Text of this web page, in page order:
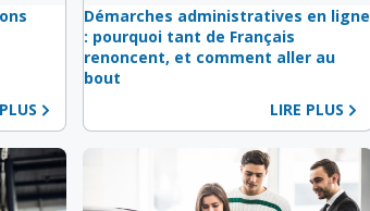
Démarches administratives en ligne
: pourquoi tant de Français
renoncent, et comment aller au
bout
LIRE PLUS